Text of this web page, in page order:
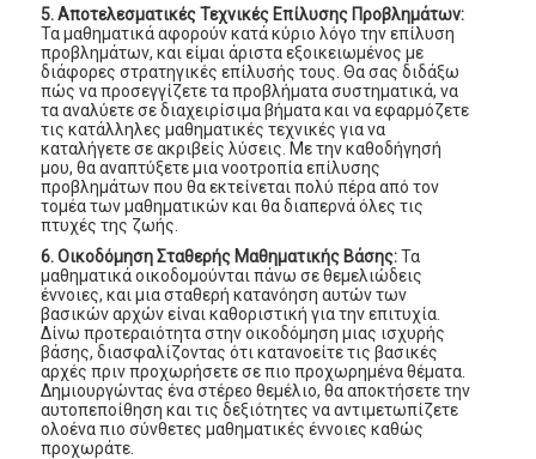
5. Αποτελεσματικές Τεχνικές Επίλυσης Προβλημάτων:
Τα μαθηματικά αφορούν κατά κύριο λόγο την επίλυση
προβλημάτων, και είμαι άριστα εξοικειωμένος με
διάφορες στρατηγικές επίλυσής τους. Θα σας διδάξω
πώς να προσεγγίζετε τα προβλήματα συστηματικά, να
τα αναλύετε σε διαχειρίσιμα βήματα και να εφαρμόζετε
τις κατάλληλες μαθηματικές τεχνικές για να
καταλήγετε σε ακριβείς λύσεις. Με την καθοδήγησή
μου, θα αναπτύξετε μια νοοτροπία επίλυσης
προβλημάτων που θα εκτείνεται πολύ πέρα από τον
τομέα των μαθηματικών και θα διαπερνά όλες τις
πτυχές της ζωής.
6. Οικοδόμηση Σταθερής Μαθηματικής Βάσης:Τα
μαθηματικά οικοδομούνται πάνω σε θεμελιώδεις
έννοιες, και μια σταθερή κατανόηση αυτών των
βασικών αρχών είναι καθοριστική για την επιτυχία.
Δίνω προτεραιότητα στην οικοδόμηση μιας ισχυρής
βάσης, διασφαλίζοντας ότι κατανοείτε τις βασικές
αρχές πριν προχωρήσετε σε πιο προχωρημένα θέματα.
Δημιουργώντας ένα στέρεο θεμέλιο, θα αποκτήσετε την
αυτοπεποίθηση και τις δεξιότητες να αντιμετωπίζετε
ολοένα πιο σύνθετες μαθηματικές έννοιες καθώς
προχωράτε.